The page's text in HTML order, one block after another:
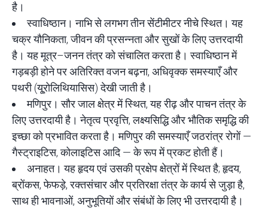
है।
स्वाधिष्ठान। नाभि से लगभग तीन सेंटीमीटर नीचे स्थित। यह
चक्र यौनिकता, जीवन की प्रसन्नता और सुखों के लिए उत्तरदायी
है। यह मूत्र–जनन तंत्र को संचालित करता है। स्वाधिष्ठान में
गड़बड़ी होने पर अतिरिक्त वजन बढ़ना, अधिवृक्क समस्याएँ और
पथरी (यू्रोलिथियासिस) देखी जाती है।
मणिपुर। सौर जाल क्षेत्र में स्थित, यह रीढ़ और पाचन तंत्र के
लिए उत्तरदायी है। नेतृत्व प्रवृत्ति, लक्ष्यसिद्धि और भौतिक समृद्धि की
इच्छा को प्रभावित करता है। मणिपुर की समस्याएँ जठरांत्र रोगों —
गैस्ट्राइटिस, कोलाइटिस आदि — के रूप में प्रकट होती हैं।
अनाहत। यह हृदय एवं उसकी प्रक्षेप क्षेत्रों में स्थित है; हृदय,
ब्रोंकस, फेफड़े, रक्तसंचार और प्रतिरक्षा तंत्र के कार्य से जुड़ा है,
साथ ही भावनाओं, अनुभूतियों और संबंधों के लिए भी उत्तरदायी है।